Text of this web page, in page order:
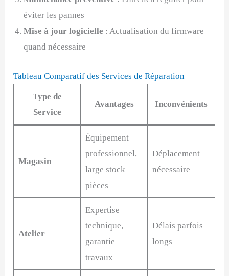
éviter les pannes
Mise à jour logicielle : Actualisation du firmware
quand nécessaire
Tableau Comparatif des Services de Réparation
Type de
Service
Avantages Inconvénients
Magasin
Équipement
professionnel,
large stock
pièces
Déplacement
nécessaire
Atelier
Expertise
technique,
garantie
travaux
Délais parfois
longs